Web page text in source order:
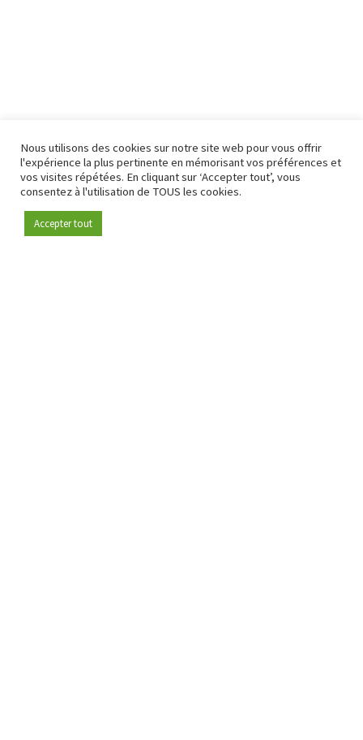
Devenez membre
Nous utilisons des cookies sur notre site web pour vous offrir
l'expérience la plus pertinente en mémorisant vos préférences et
vos visites répétées. En cliquant sur ‘Accepter tout’, vous
consentez à l'utilisation de TOUS les cookies.
Accepter tout